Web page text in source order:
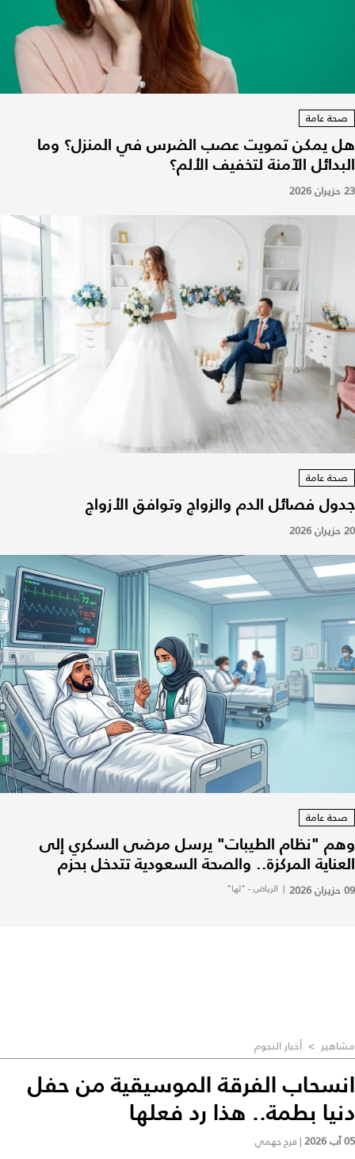
صحة عامة
هل يمكن تمويت عصب الضرس في المنزل؟ وما
البدائل الآمنة لتخفيف الألم؟
23 حزيران 2026
صحة عامة
جدول فصائل الدم والزواج وتوافق الأزواج
20 حزيران 2026
صحة عامة
وهم "نظام الطيبات" يرسل مرضى السكري إلى
العناية المركزة.. والصحة السعودية تتدخل بحزم
09 حزيران 2026 | الرياض - "لها"
مشاهير > أخبار النجوم
انسحاب الفرقة الموسيقية من حفل
دنيا بطمة.. هذا رد فعلها
05 آب 2026 | فرح جهمي